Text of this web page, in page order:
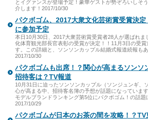
とイグァンスが登場予定！豪華ゲストが勢ぞろいしそ
介します！2017/10/30
パクボゴム、2017大衆文化芸術賞受賞決
に参加予定
本日10月30日、2017大衆芸術賞受賞者28人が選ばれま
化体育観光部長官表彰の受賞が決定！！11月3日の受
す。この詳細と、ソンソンカップル結婚式報道続報も
2017/10/30
パクボゴムも出席！？関心が高まるソンソ
招待客は？TV報道
10月31日に迫ったソンソンカップル（ソンジュンギ、
心が高まる中、招待客名簿の予想が話題になっていま
モデルブランドランキング第5位にパクボゴム！の話題
2017/10/29
パクボゴムが日本のお茶の間を攻略！？